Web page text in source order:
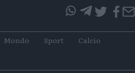
articoloarticolo
Mondo Sport
Calcio